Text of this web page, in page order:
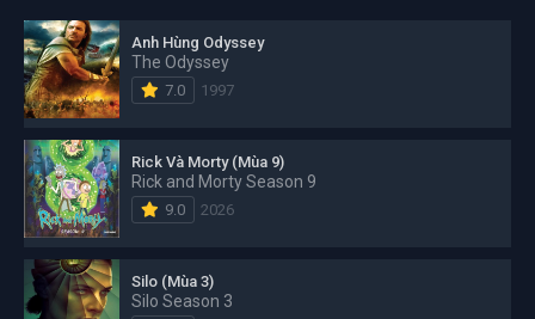
Anh Hùng Odyssey
The Odyssey
7.0 1997
Rick Và Morty (Mùa 9)
Rick and Morty Season 9
9.0 2026
Silo (Mùa 3)
Silo Season 3